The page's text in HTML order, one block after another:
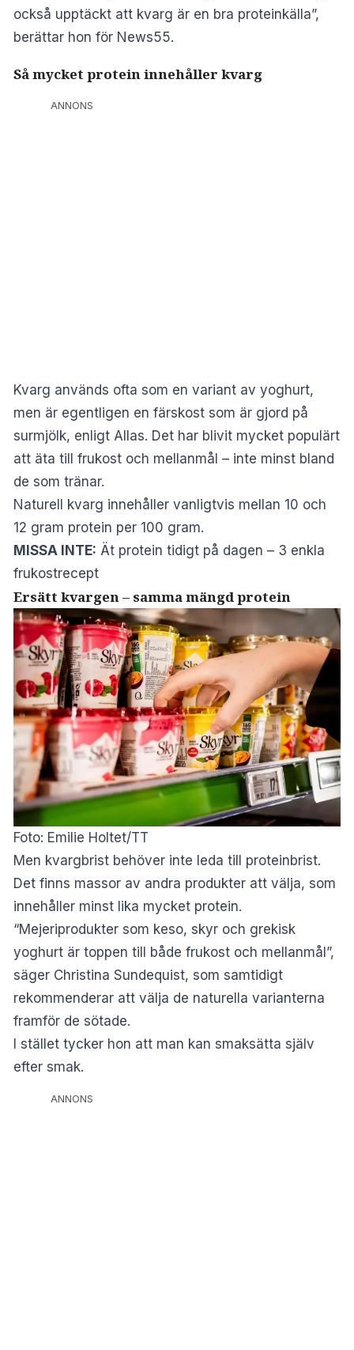
också upptäckt att kvarg är en bra proteinkälla”,
berättar hon för News55.
Så mycket protein innehåller kvarg
ANNONS
Kvarg används ofta som en variant av yoghurt,
men är egentligen en färskost som är gjord på
surmjölk, enligt Allas. Det har blivit mycket populärt
att äta till frukost och mellanmål – inte minst bland
de som tränar.
Naturell kvarg innehåller vanligtvis mellan 10 och
12 gram protein per 100 gram.
MISSA INTE: Ät protein tidigt på dagen – 3 enkla
frukostrecept
Ersätt kvargen – samma mängd protein
Foto: Emilie Holtet/TT
Men kvargbrist behöver inte leda till proteinbrist.
Det finns massor av andra produkter att välja, som
innehåller minst lika mycket protein.
“Mejeriprodukter som keso, skyr och grekisk
yoghurt är toppen till både frukost och mellanmål”,
säger Christina Sundequist, som samtidigt
rekommenderar att välja de naturella varianterna
framför de sötade.
I stället tycker hon att man kan smaksätta själv
efter smak.
ANNONS